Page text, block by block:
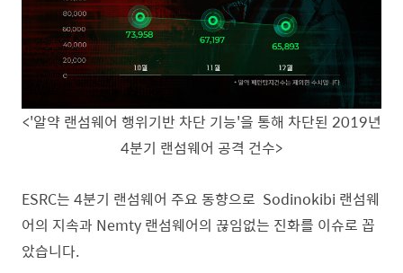
<'알약 랜섬웨어 행위기반 차단 기능'을 통해 차단된 2019년
4분기 랜섬웨어 공격 건수>
ESRC는 4분기 랜섬웨어 주요 동향으로 Sodinokibi 랜섬웨
어의 지속과 Nemty 랜섬웨어의 끊임없는 진화를 이슈로 꼽
았습니다.